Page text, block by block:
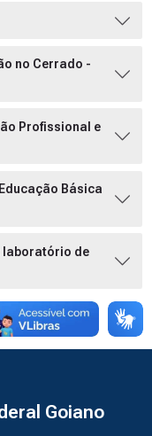
no Cerrado -
Profissional e
Básica
laboratório de
Goiano